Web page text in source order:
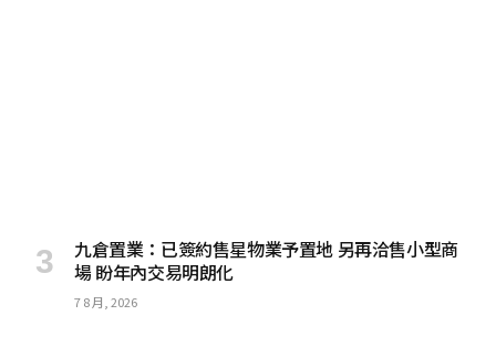
九倉置業：已簽約售星物業予置地 另再洽售小型商
場 盼年內交易明朗化
7 8 月, 2026